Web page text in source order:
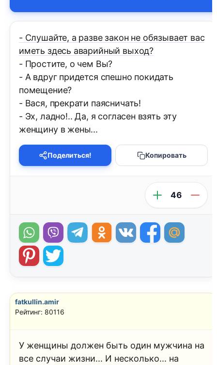
- Слушайте, а разве закон не обязывает вас
иметь здесь аварийный выход?
- Простите, о чем Вы?
- А вдруг придется спешно покидать
помещение?
- Вася, прекрати паясничать!
- Эх, ладно!.. Да, я согласен взять эту
женщину в жены...
Поделиться! Копировать
46
fatkullin.amir
Рейтинг: 80116
У женщины должен быть один мужчина на
все случаи жизни... И несколько... на